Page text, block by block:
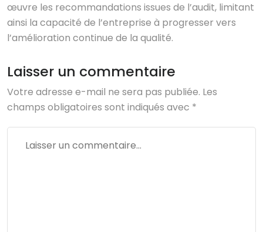
œuvre les recommandations issues de l’audit, limitant
ainsi la capacité de l’entreprise à progresser vers
l’amélioration continue de la qualité.
Laisser un commentaire
Votre adresse e-mail ne sera pas publiée. Les
champs obligatoires sont indiqués avec *